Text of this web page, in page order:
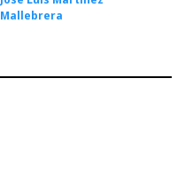
Mallebrera